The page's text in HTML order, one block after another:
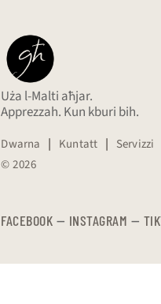
Uża l-Malti aħjar.
Apprezzah. Kun kburi bih.
Dwarna | Kuntatt | Servizzi
© 2026
FACEBOOK — INSTAGRAM —